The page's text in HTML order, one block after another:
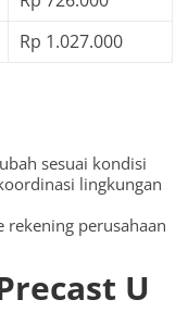
Rp 1.027.000
sesuai kondisi
lingkungan
rekening perusahaan
U